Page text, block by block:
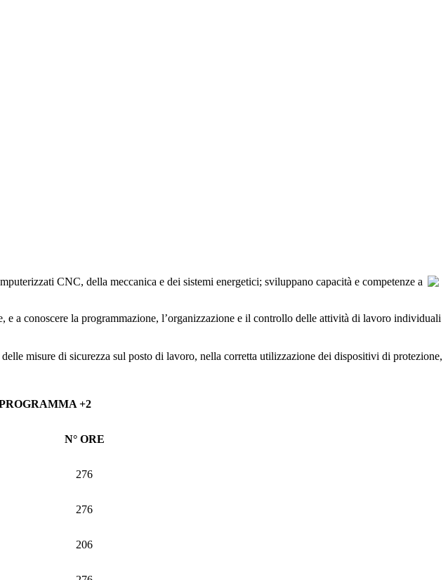
CNC, della meccanica e dei sistemi energetici; sviluppano capacità e competenze a
a conoscere la programmazione, l’organizzazione e il controllo delle attività di lavoro individuali
misure di sicurezza sul posto di lavoro, nella corretta utilizzazione dei dispositivi di protezione,
+2
N° ORE
276
276
206